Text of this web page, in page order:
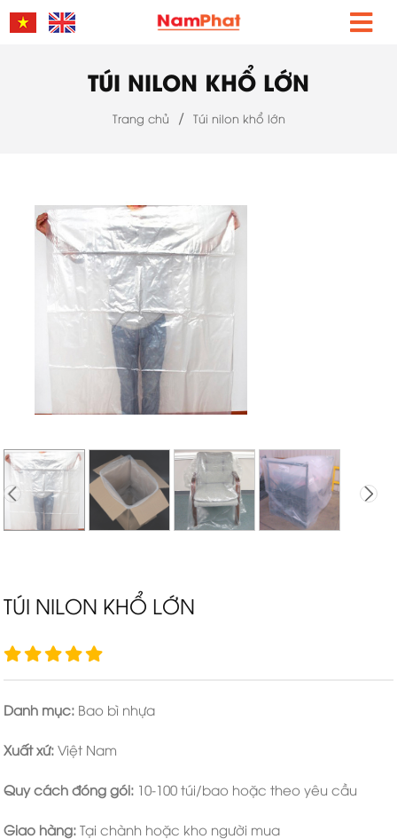
TÚI NILON KHỔ LỚN
Trang chủ / Túi nilon khổ lớn
TÚI NILON KHỔ LỚN
Danh mục: Bao bì nhựa
Xuất xứ: Việt Nam
Quy cách đóng gói: 10-100 túi/bao hoặc theo yêu cầu
Giao hàng: Tại chành hoặc kho người mua